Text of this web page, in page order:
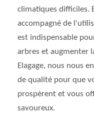
climatiques difficiles.
accompagné de
est indispensable
arbres et augmenter
Elagage, nous nous
de qualité pour que
prospèrent et vous
savoureux.